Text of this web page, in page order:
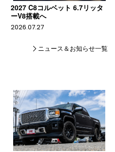
2027 C8コルベット 6.7リッタ
ーV8搭載へ
2026.07.27
ニュース＆お知らせ一覧